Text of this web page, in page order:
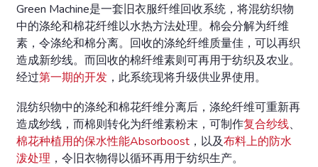
Green Machine是一套旧衣服纤维回收系统，将混纺织物
中的涤纶和棉花纤维以水热方法处理。棉会分解为纤维
素，令涤纶和棉分离。回收的涤纶纤维质量佳，可以再织
造成新纱线。而回收的棉纤维素则可再用于纺织及农业。
经过第一期的开发 ，此系统现将升级供业界使用。
混纺织物中的涤纶和棉花纤维分离后，涤纶纤维可重新再
造成纱线，而棉则转化为纤维素粉末，可制作复合纱线、
棉花种植用的保水性能Absorboost ，以及布料上的防水
泼处理 ，令旧衣物得以循环再用于纺织生产。